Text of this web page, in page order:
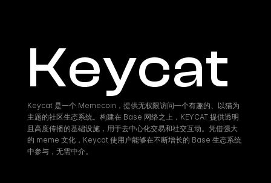
Keycat
Keycat 是一个 Memecoin，提供无权限访问一个有趣的、以猫为
主题的社区生态系统。构建在 Base 网络之上，KEYCAT 提供透明
且高度传播的基础设施，用于去中心化交易和社交互动。凭借强大
的 meme 文化，Keycat 使用户能够在不断增长的 Base 生态系统
中参与，无需中介。